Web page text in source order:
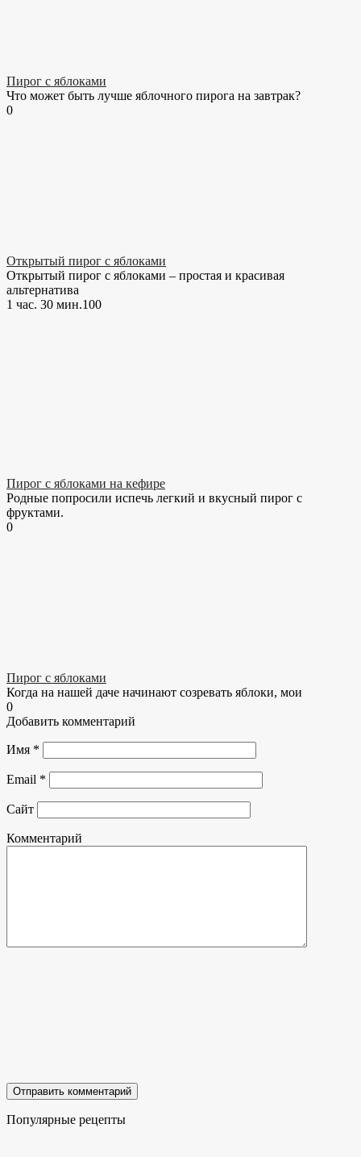
Пирог с яблоками
Что может быть лучше яблочного пирога на завтрак?
0
Открытый пирог с яблоками
Открытый пирог с яблоками – простая и красивая
альтернатива
1 час. 30 мин.100
Пирог с яблоками на кефире
Родные попросили испечь легкий и вкусный пирог с
фруктами.
0
Пирог с яблоками
Когда на нашей даче начинают созревать яблоки, мои
0
Добавить комментарий
Имя *
Email *
Сайт
Комментарий
Популярные рецепты